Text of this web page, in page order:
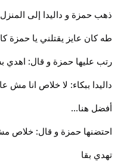
ذهب حمزة و داليدا إلى المنزل
طه كان عايز يقتلني يا حمزة
رتب عليها حمزة و قال: اهدي
داليدا ببكاء: لا خلاص انا مش
أفضل هنا...
احتضنها حمزة و قال: خلاص
تهدي بقا